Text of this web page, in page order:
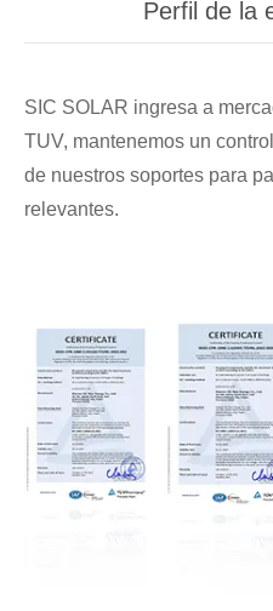
Perfil de la
SIC SOLAR ingresa a
TUV, mantenemos un
de nuestros soportes para
relevantes.